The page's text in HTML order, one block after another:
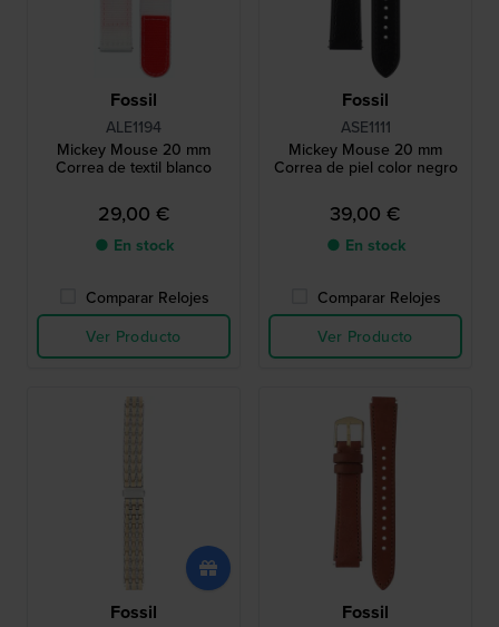
Fossil
ALE1194
Mickey Mouse 20 mm
Correa de textil blanco
29,00 €
● En stock
Comparar Relojes
Ver Producto
Fossil
ASE1111
Mickey Mouse 20 mm
Correa de piel color negro
39,00 €
● En stock
Comparar Relojes
Ver Producto
Fossil Fossil